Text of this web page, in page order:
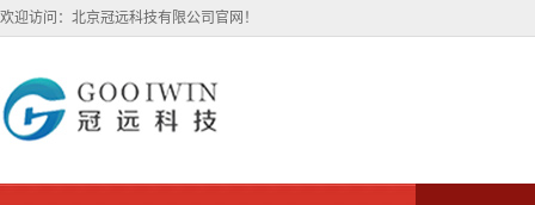
欢迎访问：北京冠远科技有限公司官网！